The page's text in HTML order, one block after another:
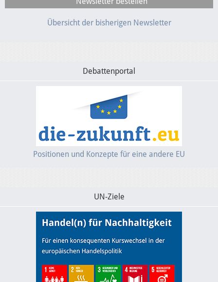
Auswärtige Angelegenheiten (EP)
Über mich
Übersicht der bisherigen Newsletter
Debattenportal
Positionen und Konzepte für eine andere EU
UN-Ziele